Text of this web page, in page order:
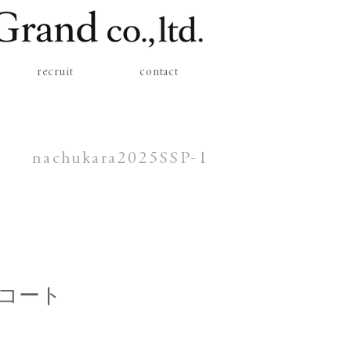
recruit contact
nachukara2025SSP-1
ート